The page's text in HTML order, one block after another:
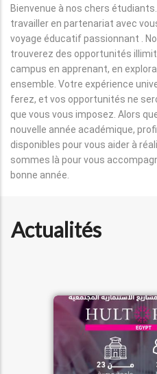
Bienvenue à nos chers
travailler en partenariat avec
voyage éducatif passionnant .
trouverez des opportunités
campus en apprenant, en
ensemble. Votre expérience
ferez, et vos opportunités ne
que vous vous imposez. Alors
nouvelle année académique,
disponibles pour vous aider à
sommes là pour vous
bonne année.
Actualités